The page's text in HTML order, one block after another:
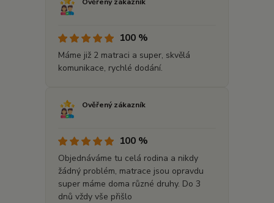
Ověřený zákazník
100 %
Máme již 2 matraci a super, skvělá
komunikace, rychlé dodání.
Ověřený zákazník
100 %
Objednáváme tu celá rodina a nikdy
žádný problém, matrace jsou opravdu
super máme doma různé druhy. Do 3
dnů vždy vše přišlo